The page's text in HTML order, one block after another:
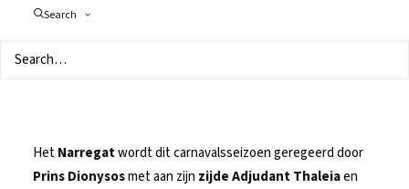
Search
HetNarregatwordt dit carnavalsseizoen geregeerd door
Prins Dionysosmet aan zijn zijde Adjudant Thaleiaen